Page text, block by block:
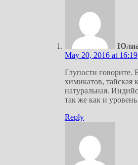
May 20, 2016 at 16:19
Глупости говорите.
химикатов, тайская
натуральная.
так же как и
Reply